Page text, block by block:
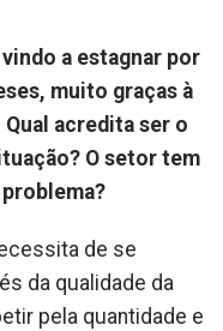
a estagnar por
muito graças à
acredita ser o
O setor tem
de se
da qualidade da
pela quantidade e